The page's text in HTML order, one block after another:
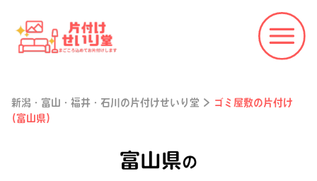
新潟・富山・福井・石川の片付けせいり堂 > ゴミ屋敷の片付け
(富山県)